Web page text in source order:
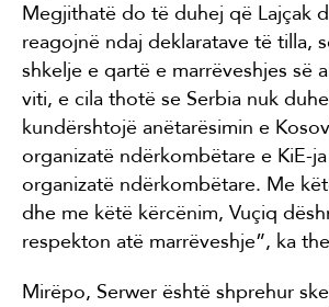
Megjithatë do të duhej që Lajçak
reagojnë ndaj deklaratave të tilla,
shkelje e qartë e marrëveshjes së
viti, e cila thotë se Serbia nuk
kundërshtojë anëtarësimin e
organizatë ndërkombëtare e KiE-
organizatë ndërkombëtare. Me
dhe me këtë kërcënim, Vuçiq
respekton atë marrëveshje”, ka
Mirëpo, Serwer është shprehur